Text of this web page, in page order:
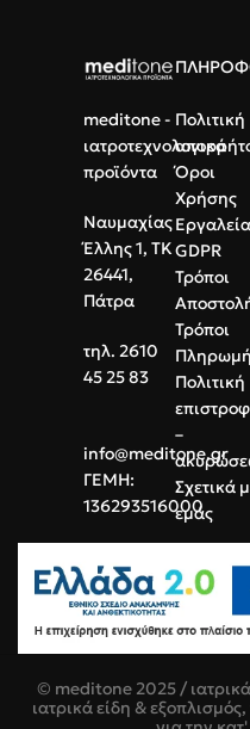
Αθόρυβο:Λειτουργία σίγασης
για χρήση στον ύπνο.
meditone -
ιατροτεχνολογικά
προϊόντα
Ναυμαχίας
Έλλης 1, ΤΚ
26441,
Πάτρα
τηλ. 2610
45 25 83
info@meditone.gr
ΓΕΜΗ:
136293516000
Πολιτική
Όροι
Χρήσης
Εργαλεία
GDPR
Τρόποι
Τρόποι
Πολιτική
–
Σχετικά
εμάς
© meditone 2025 /
ιατρικά είδη &